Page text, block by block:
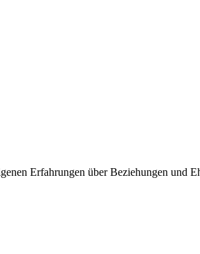
Erfahrungen über Beziehungen und